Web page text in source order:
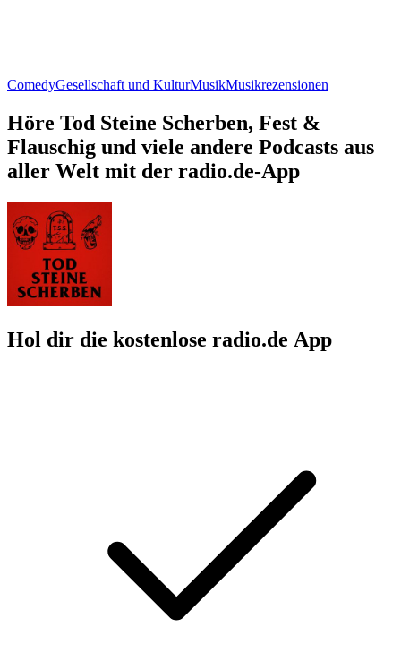
ComedyGesellschaft und KulturMusikMusikrezensionen
Höre Tod Steine Scherben, Fest &
Flauschig und viele andere Podcasts aus
aller Welt mit der radio.de-App
Hol dir die kostenlose radio.de App